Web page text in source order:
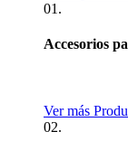
01.
Accesorios
Ver más
02.